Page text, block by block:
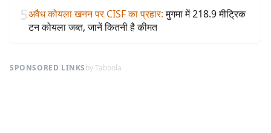
5अवैध कोयला खनन पर CISF का प्रहार: मुगमा में 218.9 मीट्रिक
टन कोयला जब्त, जानें कितनी है कीमत
SPONSORED LINKSby Taboola